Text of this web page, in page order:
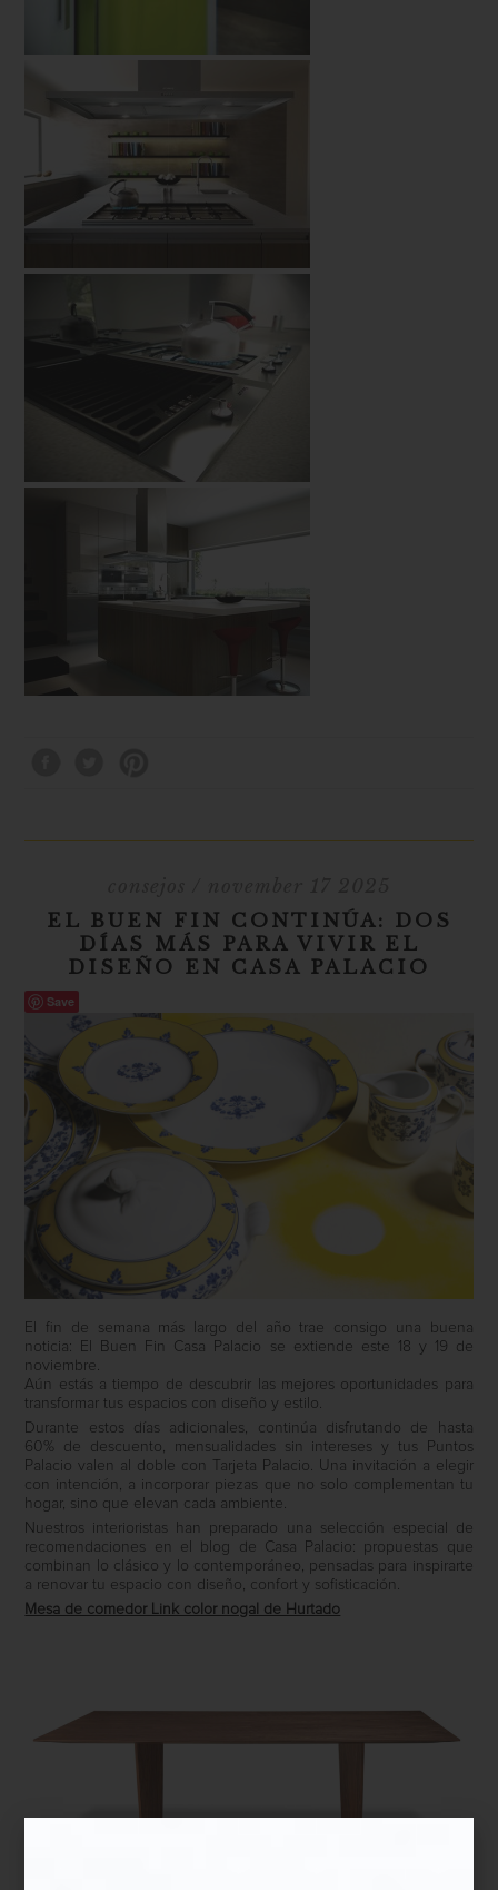
EL BUEN FIN CONTINÚA: DOS
DÍAS MÁS PARA VIVIR EL
DISEÑO EN CASA PALACIO
Save
El fin de semana más largo del año trae consigo una buena
noticia: El Buen Fin Casa Palacio se extiende este 18 y 19 de
noviembre.
Aún estás a tiempo de descubrir las mejores oportunidades para
transformar tus espacios con diseño y estilo.
Durante estos días adicionales, continúa disfrutando de hasta
60% de descuento, mensualidades sin intereses y tus Puntos
Palacio valen al doble con Tarjeta Palacio. Una invitación a elegir
con intención, a incorporar piezas que no solo complementan tu
hogar, sino que elevan cada ambiente.
Nuestros interioristas han preparado una selección especial de
recomendaciones en el blog de Casa Palacio: propuestas que
combinan lo clásico y lo contemporáneo, pensadas para inspirarte
a renovar tu espacio con diseño, confort y sofisticación.
Mesa de comedor Link color nogal de Hurtado